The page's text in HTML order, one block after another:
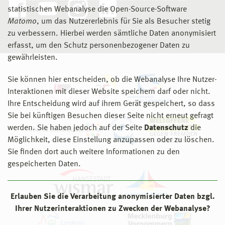
statistischen Webanalyse die Open-Source-Software
Matomo, um das Nutzererlebnis für Sie als Besucher stetig
zu verbessern. Hierbei werden sämtliche Daten anonymisiert
erfasst, um den Schutz personenbezogener Daten zu
gewährleisten.
Sie können hier entscheiden, ob die Webanalyse Ihre Nutzer-
Interaktionen mit dieser Website speichern darf oder nicht.
Ihre Entscheidung wird auf ihrem Gerät gespeichert, so dass
Sie bei künftigen Besuchen dieser Seite nicht erneut gefragt
werden. Sie haben jedoch auf der Seite Datenschutz die
Möglichkeit, diese Einstellung anzupassen oder zu löschen.
Sie finden dort auch weitere Informationen zu den
gespeicherten Daten.
Erlauben Sie die Verarbeitung anonymisierter Daten bzgl.
Ihrer Nutzerinteraktionen zu Zwecken der Webanalyse?